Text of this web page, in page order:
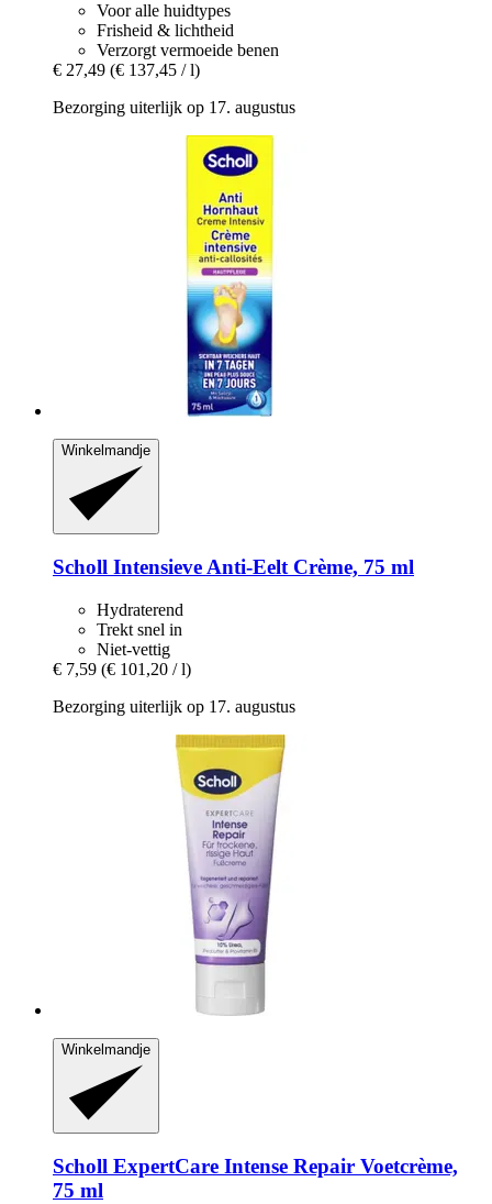
Voor alle huidtypes
Frisheid & lichtheid
Verzorgt vermoeide benen
€ 27,49 (€ 137,45 / l)
Bezorging uiterlijk op 17. augustus
Winkelmandje
Scholl Intensieve Anti-​Eelt Crème, 75 ml
Hydraterend
Trekt snel in
Niet-vettig
€ 7,59 (€ 101,20 / l)
Bezorging uiterlijk op 17. augustus
Winkelmandje
Scholl ExpertCare Intense Repair Voetcrème,
75 ml